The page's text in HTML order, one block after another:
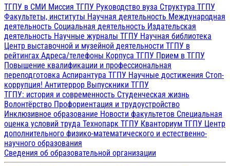
ТГПУ в СМИ Миссия ТГПУ Руководство вуза Структура ТГПУ
Факультеты, институты Научная деятельность Международная
деятельность Социальная деятельность Издательская
деятельность Научные журналы ТГПУ Научная библиотека
Центр выставочной и музейной деятельности ТГПУ в
рейтингах Адреса/телефоны Корпуса ТГПУ Прием в ТГПУ
Повышение квалификации и профессиональная
переподготовка Аспирантура ТГПУ Научные достижения Стоп-
коррупция! Антитеррор Выпускники ТГПУ
ТГПУ: история и современность Студенческая жизнь
Волонтёрство Профориентация и трудоустройство
Инклюзивное образование Новости факультетов Специальная
оценка условий труда Технопарк ТГПУ Кванториум ТГПУ Центр
дополнительного физико-математического и естественно-
научного образования
Сведения об образовательной организации